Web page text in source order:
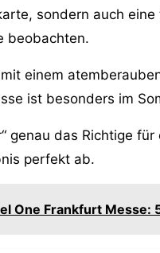
sondern auch
beobachten.
einem
ist besonders im
genau das Richtige
perfekt ab.
One Frankfurt Messe: